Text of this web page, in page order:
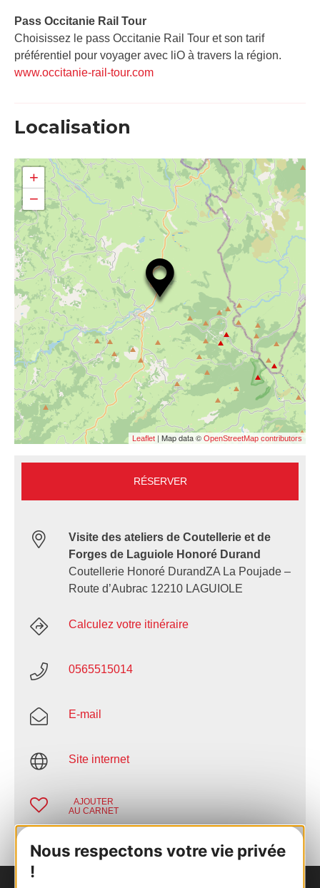
Nous respectons votre vie privée
!
Pass Occitanie Rail Tour​
Choisissez le pass Occitanie Rail Tour et son tarif
préférentiel pour voyager avec liO à travers la région.
www.occitanie-rail-tour.com
Localisation
+
−
Leaflet | Map data © OpenStreetMap contributors
RÉSERVER
Visite des ateliers de Coutellerie et de
Forges de Laguiole Honoré Durand
Coutellerie Honoré DurandZA La Poujade –
Route d’Aubrac 12210 LAGUIOLE
Calculez votre itinéraire
0565515014
E-mail
Site internet
AJOUTER
AU CARNET